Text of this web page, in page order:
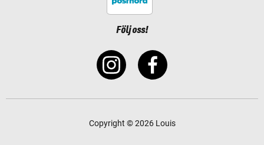
Följ oss!
Copyright © 2026 Louis